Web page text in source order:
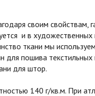
своим
и в
ткани мы
пошива
для штор.
140 г/кв.м. При